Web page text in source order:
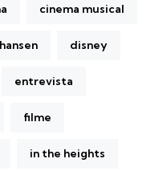
cinema musical
disney
entrevista
filme
in the heights